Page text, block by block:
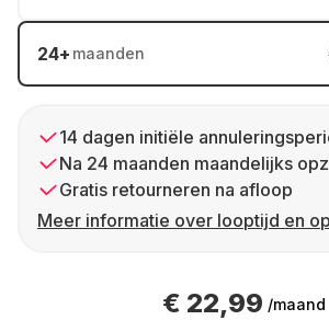
24+ maanden
14 dagen initiële
Na 24 maanden maandelijks
Gratis retourneren na afloop
Meer informatie over looptijd en
€ 22,99 /maand